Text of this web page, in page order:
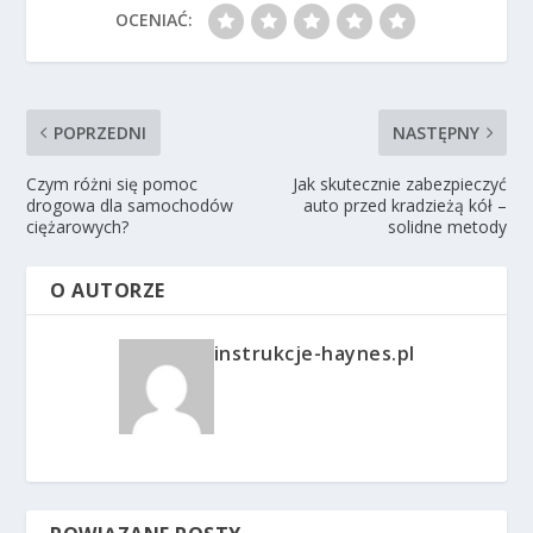
OCENIAĆ:
POPRZEDNI
Czym różni się pomoc
drogowa dla samochodów
ciężarowych?
NASTĘPNY
Jak skutecznie zabezpieczyć
auto przed kradzieżą kół –
solidne metody
O AUTORZE
instrukcje-haynes.pl